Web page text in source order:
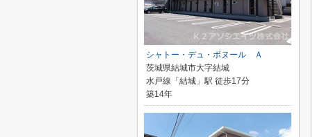
シャトー・デュ・ボヌール Ａ
茨城県結城市大字結城
水戸線「結城」駅 徒歩17分
築14年